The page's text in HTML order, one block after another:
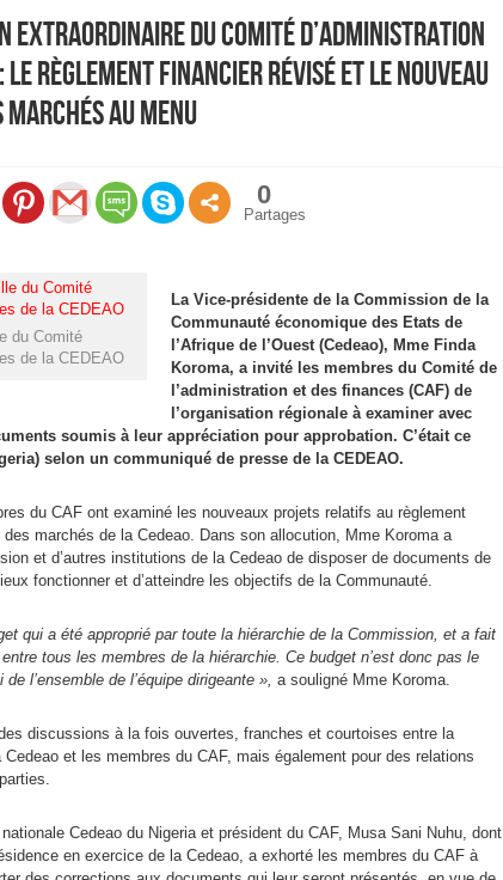
extraordinaire du Comité d’Administration
Le Règlement financier révisé et le Nouveau
au menu
0
Partages
du Comité
de la CEDEAO
La Vice-présidente de la Commission de la
Communauté économique des Etats de
l’Afrique de l’Ouest (Cedeao), Mme Finda
Koroma, a invité les membres du Comité de
l’administration et des finances (CAF) de
l’organisation régionale à examiner avec
soumis à leur appréciation pour approbation. C’était ce
selon un communiqué de presse de la CEDEAO.
du CAF ont examiné les nouveaux projets relatifs au règlement
marchés de la Cedeao. Dans son allocution, Mme Koroma a
et d’autres institutions de la Cedeao de disposer de documents de
fonctionner et d’atteindre les objectifs de la Communauté.
qui a été approprié par toute la hiérarchie de la Commission, et a fait
tous les membres de la hiérarchie. Ce budget n’est donc pas le
l’ensemble de l’équipe dirigeante », a souligné Mme Koroma.
discussions à la fois ouvertes, franches et courtoises entre la
et les membres du CAF, mais également pour des relations
Cedeao du Nigeria et président du CAF, Musa Sani Nuhu, dont
en exercice de la Cedeao, a exhorté les membres du CAF à